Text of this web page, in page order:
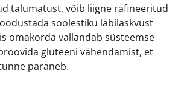
talumatust, võib liigne rafineeritud
soolestiku läbilaskvust
omakorda vallandab süsteemse
gluteeni vähendamist, et
paraneb.